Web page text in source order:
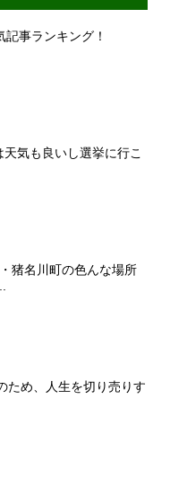
事ランキング！
気も良いし選挙に行こ
猪名川町の色んな場所
ため、人生を切り売りす